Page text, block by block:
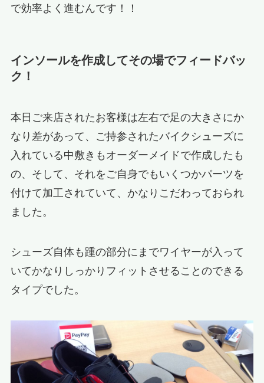
で効率よく進むんです！！
インソールを作成してその場でフィードバッ
ク！
本日ご来店されたお客様は左右で足の大きさにか
なり差があって、ご持参されたバイクシューズに
入れている中敷きもオーダーメイドで作成したも
の、そして、それをご自身でもいくつかパーツを
付けて加工されていて、かなりこだわっておられ
ました。
シューズ自体も踵の部分にまでワイヤーが入って
いてかなりしっかりフィットさせることのできる
タイプでした。